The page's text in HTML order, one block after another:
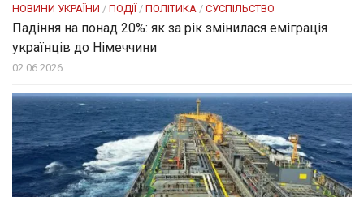
НОВИНИ УКРАЇНИ / ПОДІЇ / ПОЛІТИКА / СУСПІЛЬСТВО
Падіння на понад 20%: як за рік змінилася еміграція
українців до Німеччини
02.06.2026